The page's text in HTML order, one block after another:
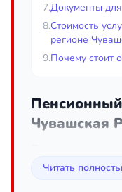
7.Документы
8.Стоимость
регионе
9.Почему стоит
Чувашская
законом, однако
Читать